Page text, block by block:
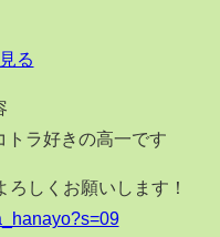
る
トラ好きの高一です
ろしくお願いします！